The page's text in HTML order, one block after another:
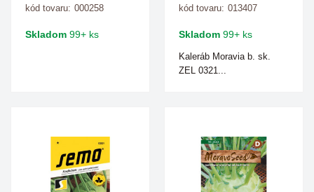
kód tovaru: 000258
Skladom 99+ ks
kód tovaru: 013407
Skladom 99+ ks
Kaleráb Moravia b. sk.
ZEL 0321...